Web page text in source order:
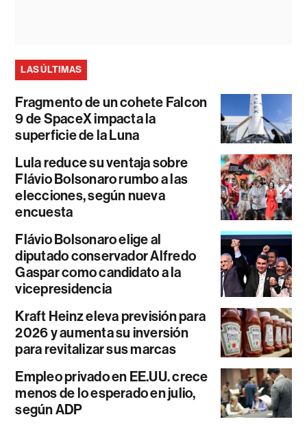
LAS ÚLTIMAS
Fragmento de un cohete Falcon
9 de SpaceX impacta la
superficie de la Luna
Lula reduce su ventaja sobre
Flávio Bolsonaro rumbo a las
elecciones, según nueva
encuesta
Flávio Bolsonaro elige al
diputado conservador Alfredo
Gaspar como candidato a la
vicepresidencia
Kraft Heinz eleva previsión para
2026 y aumenta su inversión
para revitalizar sus marcas
Empleo privado en EE.UU. crece
menos de lo esperado en julio,
según ADP